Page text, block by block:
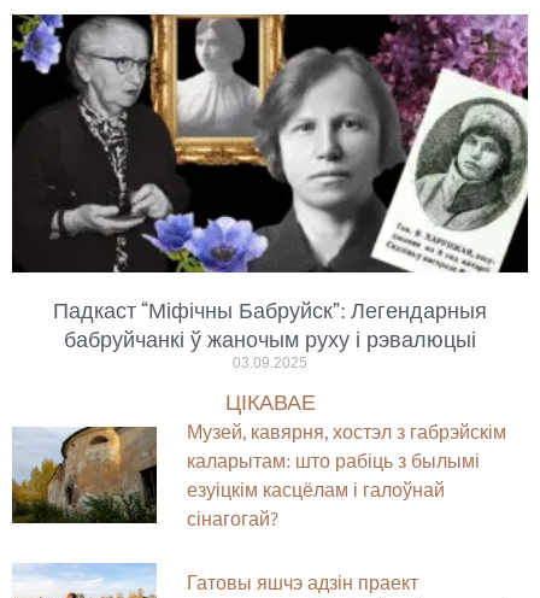
Падкаст “Міфічны Бабруйск”: Легендарныя
бабруйчанкі ў жаночым руху і рэвалюцыі
03.09.2025
ЦІКАВАЕ
Музей, кавярня, хостэл з габрэйскім
каларытам: што рабіць з былымі
езуіцкім касцёлам і галоўнай
сінагогай?
Гатовы яшчэ адзін праект